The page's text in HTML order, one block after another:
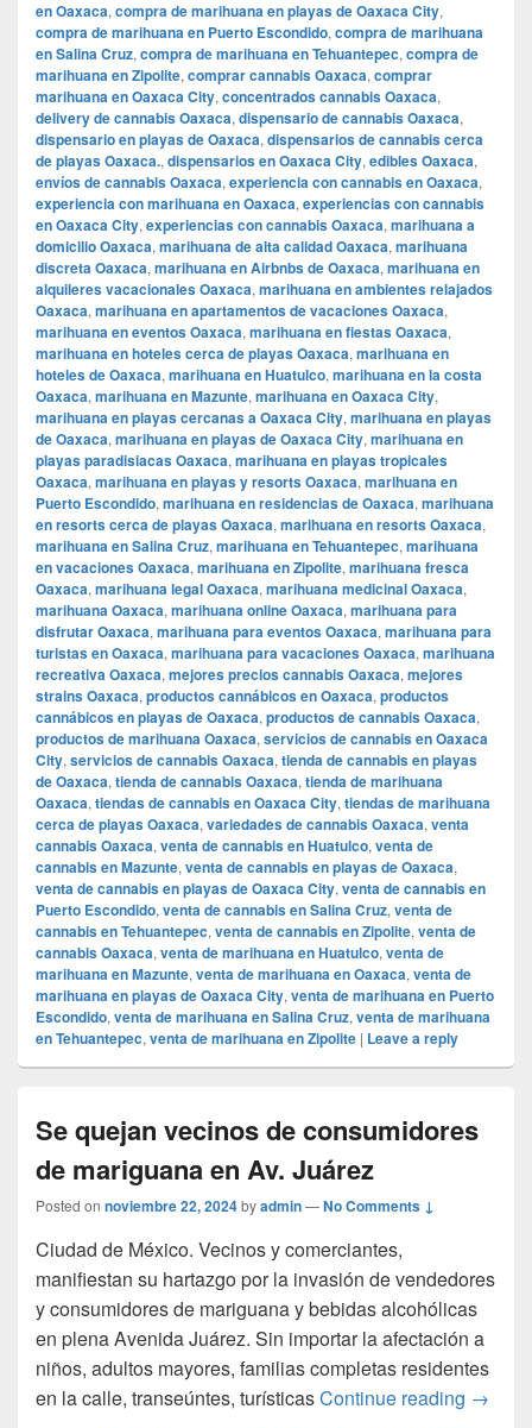
en Oaxaca, compra de marihuana en playas de Oaxaca City,
compra de marihuana en Puerto Escondido, compra de marihuana
en Salina Cruz, compra de marihuana en Tehuantepec, compra de
marihuana en Zipolite, comprar cannabis Oaxaca, comprar
marihuana en Oaxaca City, concentrados cannabis Oaxaca,
delivery de cannabis Oaxaca, dispensario de cannabis Oaxaca,
dispensario en playas de Oaxaca, dispensarios de cannabis cerca
de playas Oaxaca., dispensarios en Oaxaca City, edibles Oaxaca,
envíos de cannabis Oaxaca, experiencia con cannabis en Oaxaca,
experiencia con marihuana en Oaxaca, experiencias con cannabis
en Oaxaca City, experiencias con cannabis Oaxaca, marihuana a
domicilio Oaxaca, marihuana de alta calidad Oaxaca, marihuana
discreta Oaxaca, marihuana en Airbnbs de Oaxaca, marihuana en
alquileres vacacionales Oaxaca, marihuana en ambientes relajados
Oaxaca, marihuana en apartamentos de vacaciones Oaxaca,
marihuana en eventos Oaxaca, marihuana en fiestas Oaxaca,
marihuana en hoteles cerca de playas Oaxaca, marihuana en
hoteles de Oaxaca, marihuana en Huatulco, marihuana en la costa
Oaxaca, marihuana en Mazunte, marihuana en Oaxaca City,
marihuana en playas cercanas a Oaxaca City, marihuana en playas
de Oaxaca, marihuana en playas de Oaxaca City, marihuana en
playas paradisiacas Oaxaca, marihuana en playas tropicales
Oaxaca, marihuana en playas y resorts Oaxaca, marihuana en
Puerto Escondido, marihuana en residencias de Oaxaca, marihuana
en resorts cerca de playas Oaxaca, marihuana en resorts Oaxaca,
marihuana en Salina Cruz, marihuana en Tehuantepec, marihuana
en vacaciones Oaxaca, marihuana en Zipolite, marihuana fresca
Oaxaca, marihuana legal Oaxaca, marihuana medicinal Oaxaca,
marihuana Oaxaca, marihuana online Oaxaca, marihuana para
disfrutar Oaxaca, marihuana para eventos Oaxaca, marihuana para
turistas en Oaxaca, marihuana para vacaciones Oaxaca, marihuana
recreativa Oaxaca, mejores precios cannabis Oaxaca, mejores
strains Oaxaca, productos cannábicos en Oaxaca, productos
cannábicos en playas de Oaxaca, productos de cannabis Oaxaca,
productos de marihuana Oaxaca, servicios de cannabis en Oaxaca
City, servicios de cannabis Oaxaca, tienda de cannabis en playas
de Oaxaca, tienda de cannabis Oaxaca, tienda de marihuana
Oaxaca, tiendas de cannabis en Oaxaca City, tiendas de marihuana
cerca de playas Oaxaca, variedades de cannabis Oaxaca, venta
cannabis Oaxaca, venta de cannabis en Huatulco, venta de
cannabis en Mazunte, venta de cannabis en playas de Oaxaca,
venta de cannabis en playas de Oaxaca City, venta de cannabis en
Puerto Escondido, venta de cannabis en Salina Cruz, venta de
cannabis en Tehuantepec, venta de cannabis en Zipolite, venta de
cannabis Oaxaca, venta de marihuana en Huatulco, venta de
marihuana en Mazunte, venta de marihuana en Oaxaca, venta de
marihuana en playas de Oaxaca City, venta de marihuana en Puerto
Escondido, venta de marihuana en Salina Cruz, venta de marihuana
en Tehuantepec, venta de marihuana en Zipolite | Leave a reply
Se quejan vecinos de consumidores
de mariguana en Av. Juárez
Posted on noviembre 22, 2024byadmin—No Comments ↓
Ciudad de México. Vecinos y comerciantes,
manifiestan su hartazgo por la invasión de vendedores
y consumidores de mariguana y bebidas alcohólicas
en plena Avenida Juárez. Sin importar la afectación a
niños, adultos mayores, familias completas residentes
en la calle, transeúntes, turísticasContinue reading Se
→